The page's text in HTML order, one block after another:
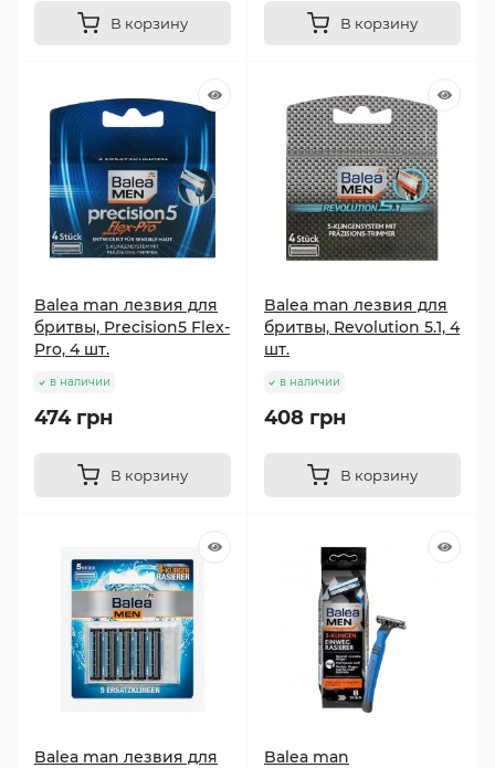
В корзину В корзину
Balea man лезвия для
бритвы, Precision5 Flex-
Pro, 4 шт.
в наличии
474 грн
В корзину
Balea man лезвия для
бритвы, Revolution 5.1, 4
шт.
в наличии
408 грн
В корзину
Balea man лезвия для
Balea man